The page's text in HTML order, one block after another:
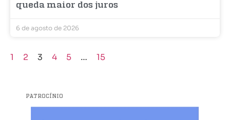
queda maior dos juros
6 de agosto de 2026
1 2 3 4 5 … 15
PATROCÍNIO